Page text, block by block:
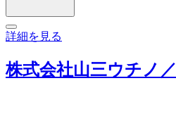
詳細を見る
株式会社山三ウチノ